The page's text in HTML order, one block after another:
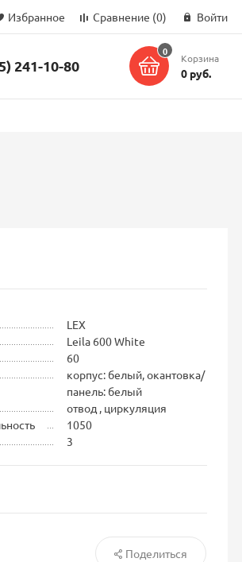
Избранное Сравнение (0) Войти
241-10-80
0
Корзина
0 руб.
LEX
Leila 600 White
60
корпус: белый, окантовка/
панель: белый
отвод , циркуляция
1050
3
Поделиться